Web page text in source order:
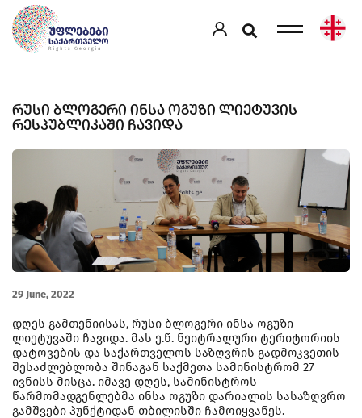
ᲠᲣᲡᲘ ᲑᲚᲝᲒᲔᲠᲘ ᲘᲜᲡᲐ ᲝᲒᲣᲖᲘ ᲚᲘᲔᲢᲣᲕᲘᲡ
ᲠᲔᲡᲞᲣᲑᲚᲘᲙᲐᲨᲘ ᲩᲐᲕᲘᲓᲐ
29 June, 2022
დღეს გამთენიისას, რუსი ბლოგერი ინსა ოგუზი
ლიეტუვაში ჩავიდა. მას ე.წ. ნეიტრალური ტერიტორიის
დატოვების და საქართველოს საზღვრის გადმოკვეთის
შესაძლებლობა შინაგან საქმეთა სამინისტრომ 27
ივნისს მისცა. იმავე დღეს, სამინისტროს
წარმომადგენლებმა ინსა ოგუზი დარიალის სასაზღვრო
გამშვები პუნქტიდან თბილისში ჩამოიყვანეს.